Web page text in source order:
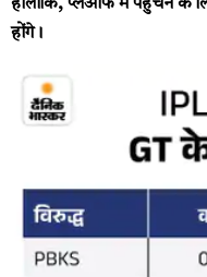
हालांकि, प्लेऑफ में पहुंचने के
होंगे।